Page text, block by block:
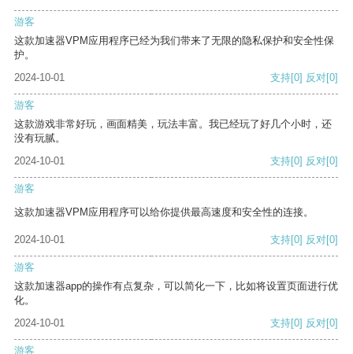
游客
这款加速器VPM应用程序已经为我们带来了无限的隐私保护和安全性保
护。
2024-10-01
支持[0] 反对[0]
游客
这款游戏非常好玩，画面精美，玩法丰富。我已经玩了好几个小时，还
没有玩腻。
2024-10-01
支持[0] 反对[0]
游客
这款加速器VPM应用程序可以给你提供最高速度和安全性的连接。
2024-10-01 支持[0] 反对[0]
游客
这款加速器app的操作有点复杂，可以简化一下，比如将设置页面进行优
化。
2024-10-01
支持[0] 反对[0]
游客